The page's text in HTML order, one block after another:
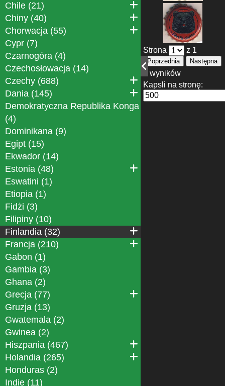
Chile (21)
Chiny (40)
Chorwacja (55)
Cypr (7)
Czarnogóra (4)
Czechosłowacja (14)
Czechy (688)
Dania (145)
Demokratyczna Republika Konga
(4)
Dominikana (9)
Egipt (15)
Ekwador (14)
Estonia (48)
Eswatini (1)
Etiopia (1)
Fidżi (3)
Filipiny (10)
Finlandia (32)
Francja (210)
Gabon (1)
Gambia (3)
Ghana (2)
Grecja (77)
Gruzja (13)
Gwatemala (2)
Gwinea (2)
Hiszpania (467)
Holandia (265)
Honduras (2)
Indie (11)
Strona z 1
Poprzednia Następna
6 wyników
Kapsli na stronę: